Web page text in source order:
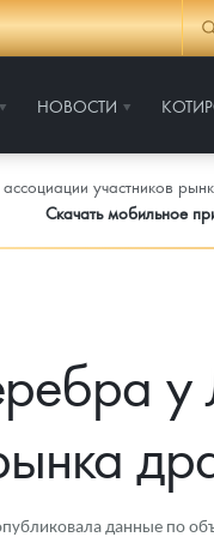
НОВОСТИ
участников
Скачать мобильное
у
данные по